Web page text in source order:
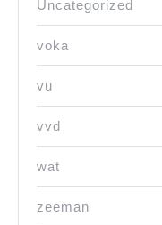
Uncategorized
voka
vu
vvd
wat
zeeman